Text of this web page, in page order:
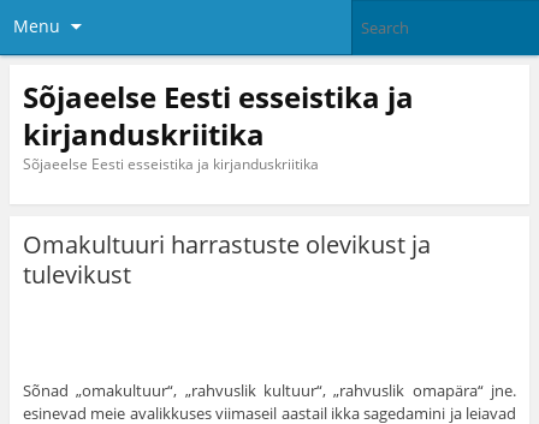
Menu
Sõjaeelse Eesti esseistika ja
kirjanduskriitika
Sõjaeelse Eesti esseistika ja kirjanduskriitika
Omakultuuri harrastuste olevikust ja
tulevikust
Sõnad „omakultuur“, „rahvuslik kultuur“, „rahvuslik omapära“ jne.
esinevad meie avalikkuses viimaseil aastail ikka sage­damini ja leiavad